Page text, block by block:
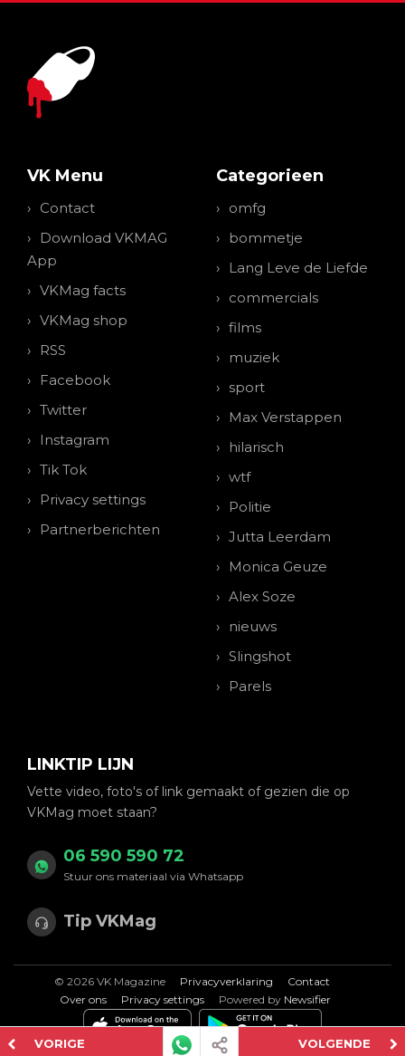
VORIGE VOLGENDE
VK Menu
Contact
Download VKMAG
App
VKMag facts
VKMag shop
RSS
Facebook
Twitter
Instagram
Tik Tok
Privacy settings
Partnerberichten
Categorieen
omfg
bommetje
Lang Leve de Liefde
commercials
films
muziek
sport
Max Verstappen
hilarisch
wtf
Politie
Jutta Leerdam
Monica Geuze
Alex Soze
nieuws
Slingshot
Parels
LINKTIP LIJN
Vette video, foto's of link gemaakt of gezien die op
VKMag moet staan?
06 590 590 72
Stuur ons materiaal via Whatsapp
Tip VKMag
© 2026 VK Magazine Privacyverklaring
Contact
Over ons
Privacy settings Powered by Newsifier